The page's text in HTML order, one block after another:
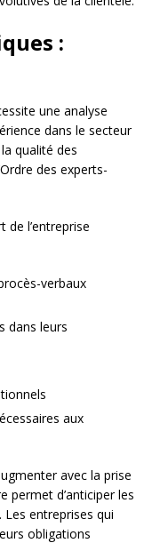
:
une analyse
dans le secteur
qualité des
des experts-
l’entreprise
verbaux
dans leurs
aux
avec la prise
permet d’anticiper les
entreprises qui
obligations